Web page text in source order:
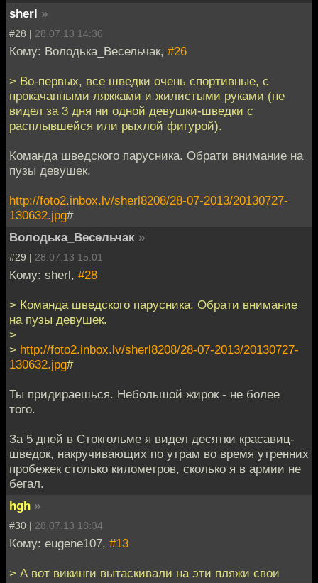
sherl »
#28 | 28.07.13 14:30
Кому: Володька_Весельчак, #26
> Во-первых, все шведки очень спортивные, с
прокачанными ляжками и жилистыми руками (не
видел за 3 дня ни одной девушки-шведки с
расплывшейся или рыхлой фигурой).
Команда шведского парусника. Обрати внимание на
пузы девушек.
http://foto2.inbox.lv/sherl8208/28-07-2013/20130727-
130632.jpg#
Володька_Весельчак »
#29 | 28.07.13 15:01
Кому: sherl, #28
> Команда шведского парусника. Обрати внимание
на пузы девушек.
>
> http://foto2.inbox.lv/sherl8208/28-07-2013/20130727-
130632.jpg#
Ты придираешься. Небольшой жирок - не более
того.
За 5 дней в Стокгольме я видел десятки красавиц-
шведок, накручивающих по утрам во время утренних
пробежек столько километров, сколько я в армии не
бегал.
hgh »
#30 | 28.07.13 18:34
Кому: eugene107, #13
> А вот викинги вытаскивали на эти пляжи свои